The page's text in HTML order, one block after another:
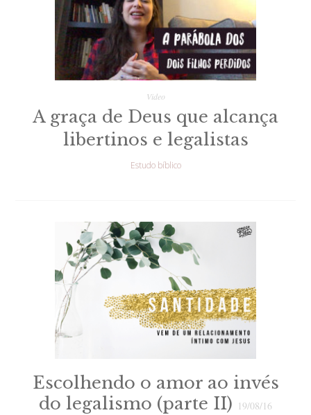
Video
A graça de Deus que alcança
libertinos e legalistas
Estudo bíblico
Escolhendo o amor ao invés
do legalismo (parte II) 19/08/16